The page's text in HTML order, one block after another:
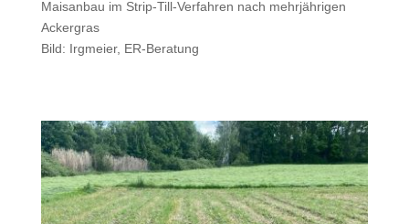
Maisanbau im Strip-Till-Verfahren nach mehrjährigen
Ackergras
Bild: Irgmeier, ER-Beratung